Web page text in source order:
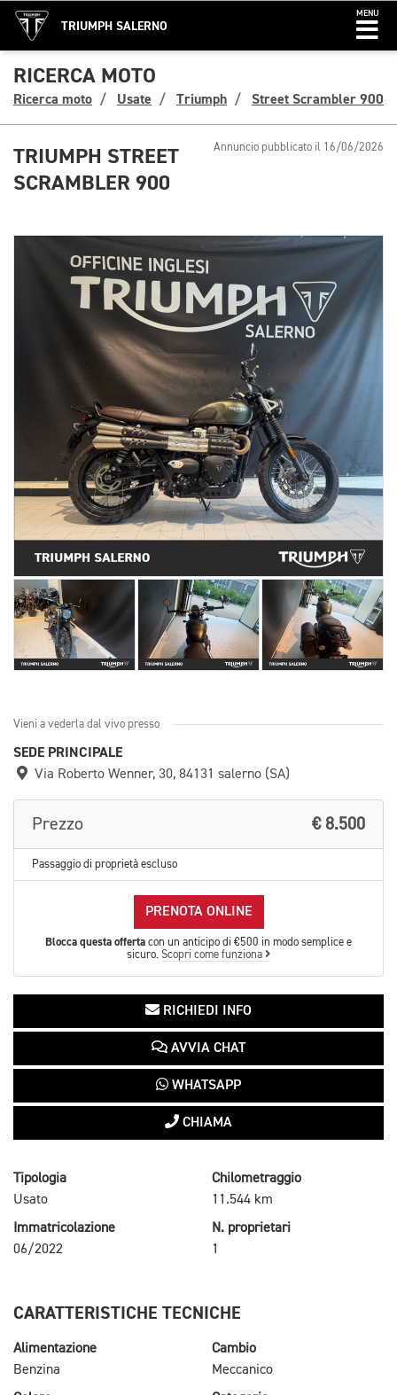
TRIUMPH SALERNO
MENU
RICERCA MOTO
Ricerca moto Usate Triumph Street Scrambler 900
Annuncio pubblicato il 16/06/2026
TRIUMPH STREET
SCRAMBLER 900
Vieni a vederla dal vivo presso
SEDE PRINCIPALE
Via Roberto Wenner, 30, 84131 salerno (SA)
Prezzo € 8.500
Passaggio di proprietà escluso
PRENOTA ONLINE
Blocca questa offerta con un anticipo di €500 in modo semplice e
sicuro. Scopri come funziona
RICHIEDI INFO
AVVIA CHAT
WHATSAPP
CHIAMA
Tipologia
Usato
Chilometraggio
11.544 km
Immatricolazione
06/2022
N. proprietari
1
CARATTERISTICHE TECNICHE
Alimentazione
Benzina
Cambio
Meccanico